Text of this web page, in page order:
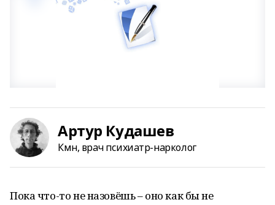
Артур Кудашев
Кмн, врач психиатр-нарколог
Пока что-то не назовёшь – оно как бы не